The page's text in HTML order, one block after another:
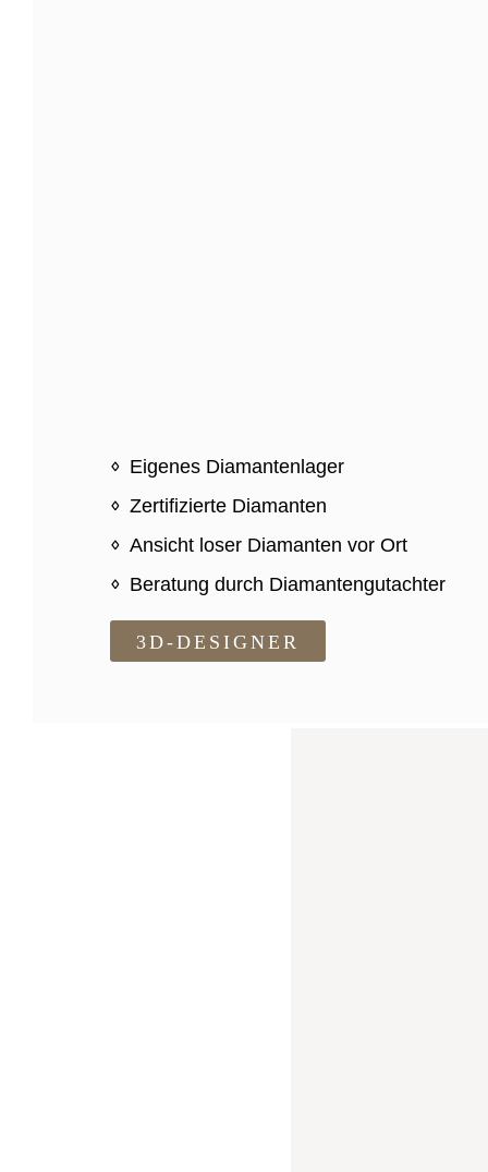
Eigenes Diamantenlager
Zertifizierte Diamanten
Ansicht loser Diamanten vor Ort
Beratung durch Diamantengutachter
3D-DESIGNER